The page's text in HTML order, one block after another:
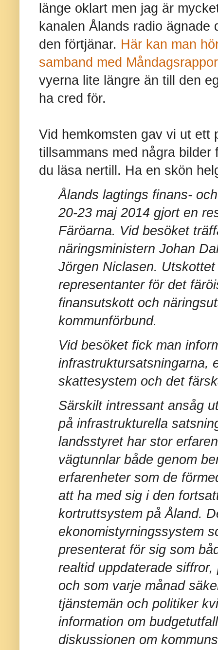
länge oklart men jag är
kanalen Ålands radio
den förtjänar. Här kan man
samband med
vyerna lite längre än till den
ha cred för.
Vid hemkomsten gav vi ut ett
tillsammans med några
du läsa nertill. Ha en skön
Ålands lagtings finans-
20-23 maj 2014 gjort en
Färöarna. Vid besöket
näringsministern Johan
Jörgen Niclasen.
representanter för det
finansutskott och
kommunförbund.
Vid besöket fick man
infrastruktursatsningarna,
skattesystem och det
Särskilt intressant ansåg
på infrastrukturella
landsstyret har stor
vägtunnlar både genom
erfarenheter som de
att ha med sig i den
kortruttsystem på Åland.
ekonomistyrningssystem
presenterat för sig som
realtid uppdaterade
och som varje månad
tjänstemän och politiker
information om
diskussionen om